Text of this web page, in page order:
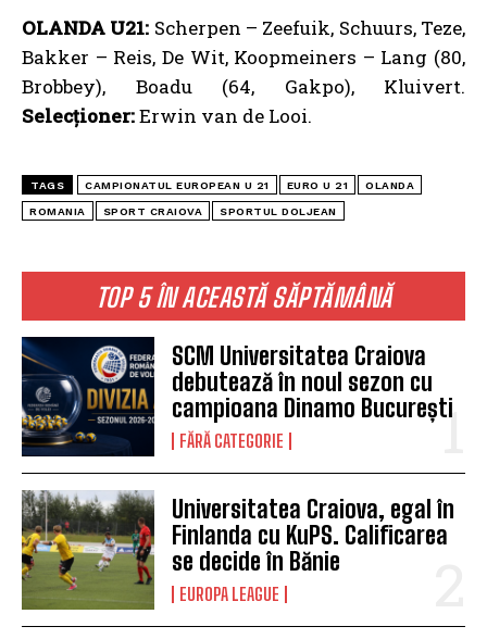
TOP 5 ÎN ACEASTĂ SĂPTĂMÂNĂ
SCM Universitatea Craiova
debutează în noul sezon cu
campioana Dinamo București
FĂRĂ CATEGORIE
Universitatea Craiova, egal în
Finlanda cu KuPS. Calificarea
se decide în Bănie
EUROPA LEAGUE
OLANDA U21: Scherpen – Zeefuik, Schuurs, Teze,
Bakker – Reis, De Wit, Koopmeiners – Lang (80,
Brobbey), Boadu (64, Gakpo), Kluivert.
Selecționer:Erwin van de Looi.
TAGS CAMPIONATUL EUROPEAN U 21 EURO U 21 OLANDA
ROMANIA SPORT CRAIOVA SPORTUL DOLJEAN